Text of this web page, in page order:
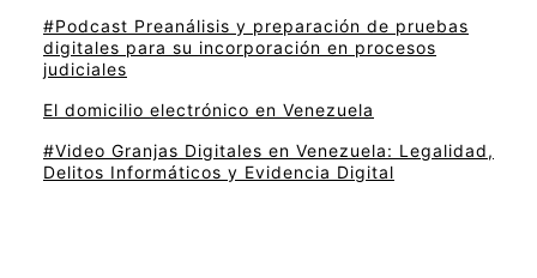
#Podcast Preanálisis y preparación de pruebas
digitales para su incorporación en procesos
judiciales
El domicilio electrónico en Venezuela
#Video Granjas Digitales en Venezuela: Legalidad,
Delitos Informáticos y Evidencia Digital